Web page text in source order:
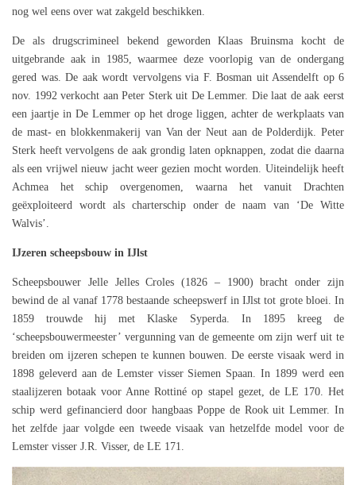
nog wel eens over wat zakgeld beschikken.
De als drugscrimineel bekend geworden Klaas Bruinsma kocht de
uitgebrande aak in 1985, waarmee deze voorlopig van de ondergang
gered was. De aak wordt vervolgens via F. Bosman uit Assendelft op 6
nov. 1992 verkocht aan Peter Sterk uit De Lemmer. Die laat de aak eerst
een jaartje in De Lemmer op het droge liggen, achter de werkplaats van
de mast- en blokkenmakerij van Van der Neut aan de Polderdijk. Peter
Sterk heeft vervolgens de aak grondig laten opknappen, zodat die daarna
als een vrijwel nieuw jacht weer gezien mocht worden. Uiteindelijk heeft
Achmea het schip overgenomen, waarna het vanuit Drachten
geëxploiteerd wordt als charterschip onder de naam van ‘De Witte
Walvis’.
IJzeren scheepsbouw in IJlst
Scheepsbouwer Jelle Jelles Croles (1826 – 1900) bracht onder zijn
bewind de al vanaf 1778 bestaande scheepswerf in IJlst tot grote bloei. In
1859 trouwde hij met Klaske Syperda. In 1895 kreeg de
‘scheepsbouwermeester’ vergunning van de gemeente om zijn werf uit te
breiden om ijzeren schepen te kunnen bouwen. De eerste visaak werd in
1898 geleverd aan de Lemster visser Siemen Spaan. In 1899 werd een
staalijzeren botaak voor Anne Rottiné op stapel gezet, de LE 170. Het
schip werd gefinancierd door hangbaas Poppe de Rook uit Lemmer. In
het zelfde jaar volgde een tweede visaak van hetzelfde model voor de
Lemster visser J.R. Visser, de LE 171.